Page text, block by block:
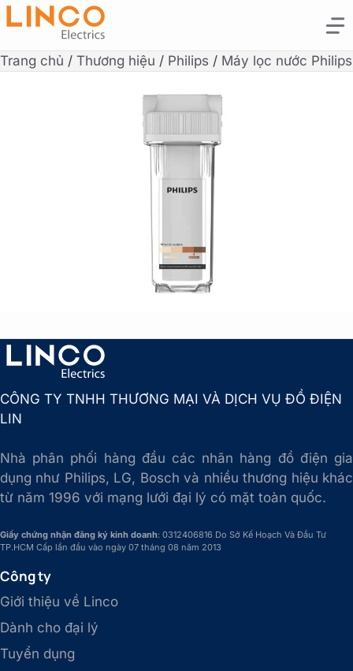
Trang chủ / Thương hiệu / Philips / Máy lọc nước Philips
CÔNG TY TNHH THƯƠNG MẠI VÀ DỊCH VỤ ĐỒ ĐIỆN
LIN
Nhà phân phối hàng đầu các nhãn hàng đồ điện gia
dụng như Philips, LG, Bosch và nhiều thương hiệu khác
từ năm 1996 với mạng lưới đại lý có mặt toàn quốc.
Giấy chứng nhận đăng ký kinh doanh: 0312406816 Do Sở Kế Hoạch Và Đầu Tư
TP.HCM Cấp lần đầu vào ngày 07 tháng 08 năm 2013
Công ty
Giới thiệu về Linco
Dành cho đại lý
Tuyển dụng